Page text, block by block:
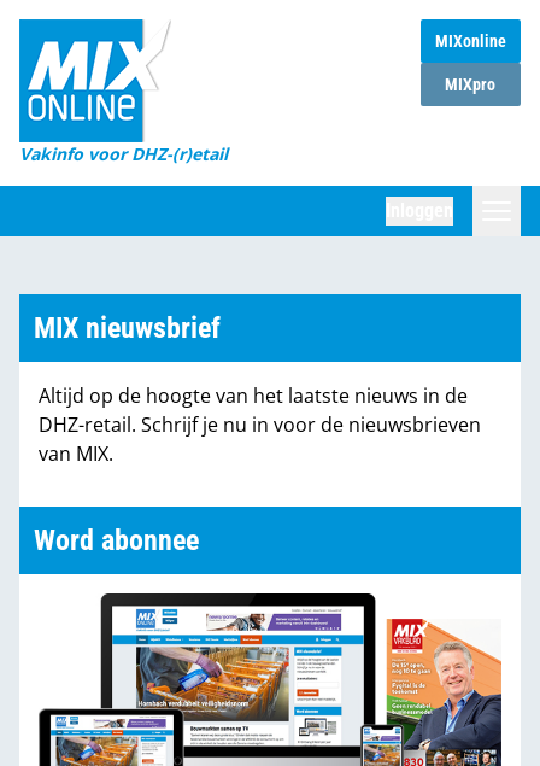
MIXonline
MIXpro
Vakinfo voor DHZ-(r)etail
Home
Magazines
DHZ Sessie
Marktcijfers
Partners
MIX nieuwsbrief
Altijd op de hoogte van het laatste nieuws in de
DHZ-retail. Schrijf je nu in voor de nieuwsbrieven
van MIX.
Word abonnee